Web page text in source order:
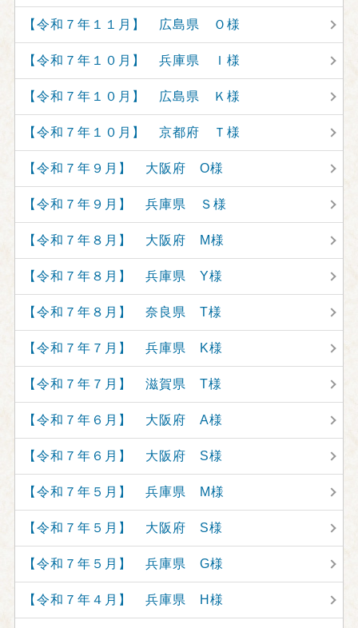
【令和７年１１月】 広島県 Ｏ様
【令和７年１０月】 兵庫県 Ｉ様
【令和７年１０月】 広島県 Ｋ様
【令和７年１０月】 京都府 Ｔ様
【令和７年９月】 大阪府 O様
【令和７年９月】 兵庫県 Ｓ様
【令和７年８月】 大阪府 M様
【令和７年８月】 兵庫県 Y様
【令和７年８月】 奈良県 T様
【令和７年７月】 兵庫県 K様
【令和７年７月】 滋賀県 T様
【令和７年６月】 大阪府 A様
【令和７年６月】 大阪府 S様
【令和７年５月】 兵庫県 M様
【令和７年５月】 大阪府 S様
【令和７年５月】 兵庫県 G様
【令和７年４月】 兵庫県 H様